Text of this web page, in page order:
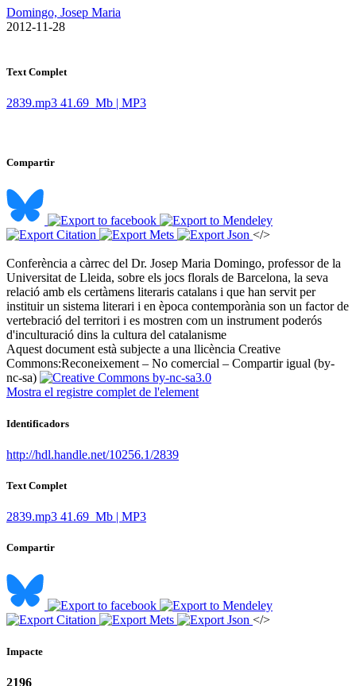
Domingo, Josep Maria
​ 2012-11-28
Text Complet
2839.mp3 41.69 Mb | MP3
Compartir
</>
Conferència a càrrec del Dr. Josep Maria Domingo, professor de la
Universitat de Lleida, sobre els jocs florals de Barcelona, la seva
relació amb els certàmens literaris catalans i que han servit per
instituir un sistema literari i en època contemporània son un factor de
vertebració del territori i es mostren com un instrument poderós
d'inculturació dins la cultura del catalanisme ​
Aquest document està subjecte a una llicència Creative
Commons:Reconeixement – No comercial – Compartir igual (by-
nc-sa)
Mostra el registre complet de l'element
Identificadors
http://hdl.handle.net/10256.1/2839
Text Complet
2839.mp3 41.69 Mb | MP3
Compartir
</>
Impacte
2196